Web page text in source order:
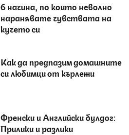
6 начина, по които неволно
наранявате чувствата на
кучето си
Как да предпазим домашните
си любимци от кърлежи
Френски и Английски булдог:
Прилики и разлики